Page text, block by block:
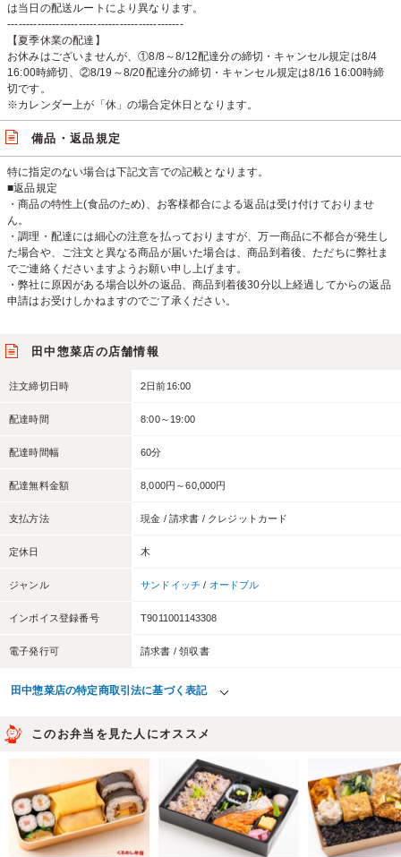
は当日の配送ルートにより異なります。
-----------------------------------------------
【夏季休業の配達】
お休みはございませんが、①8/8～8/12配達分の締切・キャンセル規定は8/4
16:00時締切、②8/19～8/20配達分の締切・キャンセル規定は8/16 16:00時締
切です。
※カレンダー上が「休」の場合定休日となります。
備品・返品規定
特に指定のない場合は下記文言での記載となります。
■返品規定
・商品の特性上(食品のため)、お客様都合による返品は受け付けておりませ
ん。
・調理・配達には細心の注意を払っておりますが、万一商品に不都合が発生し
た場合や、ご注文と異なる商品が届いた場合は、商品到着後、ただちに弊社ま
でご連絡くださいますようお願い申し上げます。
・弊社に原因がある場合以外の返品、商品到着後30分以上経過してからの返品
申請はお受けしかねますのでご了承ください。
田中惣菜店の店舗情報
注文締切日時 2日前16:00
配達時間 8:00～19:00
配達時間幅 60分
配達無料金額 8,000円～60,000円
支払方法 現金 / 請求書 / クレジットカード
定休日 木
ジャンル サンドイッチ / オードブル
インボイス登録番号 T9011001143308
電子発行可 請求書 / 領収書
田中惣菜店の特定商取引法に基づく表記
このお弁当を見た人にオススメ